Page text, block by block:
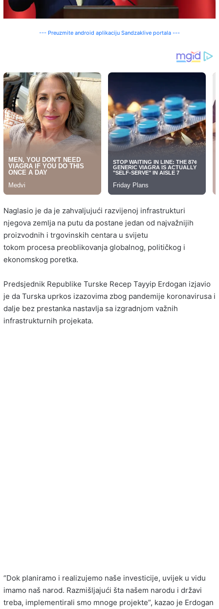
--- Preuzmite android aplikaciju Sandzaklive portala ---
Naglasio je da je zahvaljujući razvijenoj infrastrukturi
njegova zemlja na putu da postane jedan od najvažnijih
proizvodnih i trgovinskih centara u svijetu
tokom procesa preoblikovanja globalnog, političkog i
ekonomskog poretka.
Predsjednik Republike Turske Recep Tayyip Erdogan izjavio
je da Turska uprkos izazovima zbog pandemije koronavirusa i
dalje bez prestanka nastavlja sa izgradnjom važnih
infrastrukturnih projekata.
“Dok planiramo i realizujemo naše investicije, uvijek u vidu
imamo naš narod. Razmišljajući šta našem narodu i državi
treba, implementirali smo mnoge projekte”, kazao je Erdogan